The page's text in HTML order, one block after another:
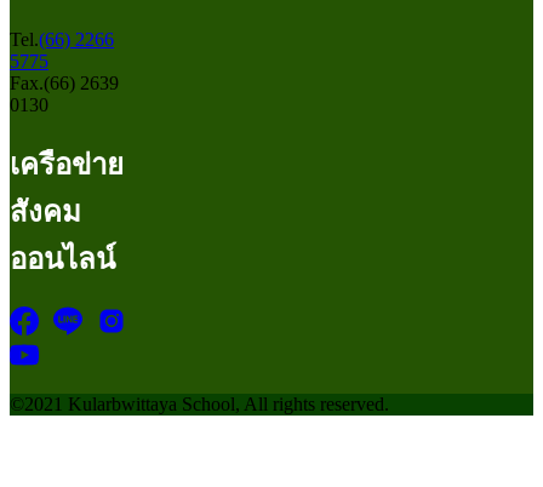
Tel.(66) 2266
5775
Fax.(66) 2639
0130
เครือข่าย
สังคม
ออนไลน์
©2021 Kularbwittaya School, All rights reserved.